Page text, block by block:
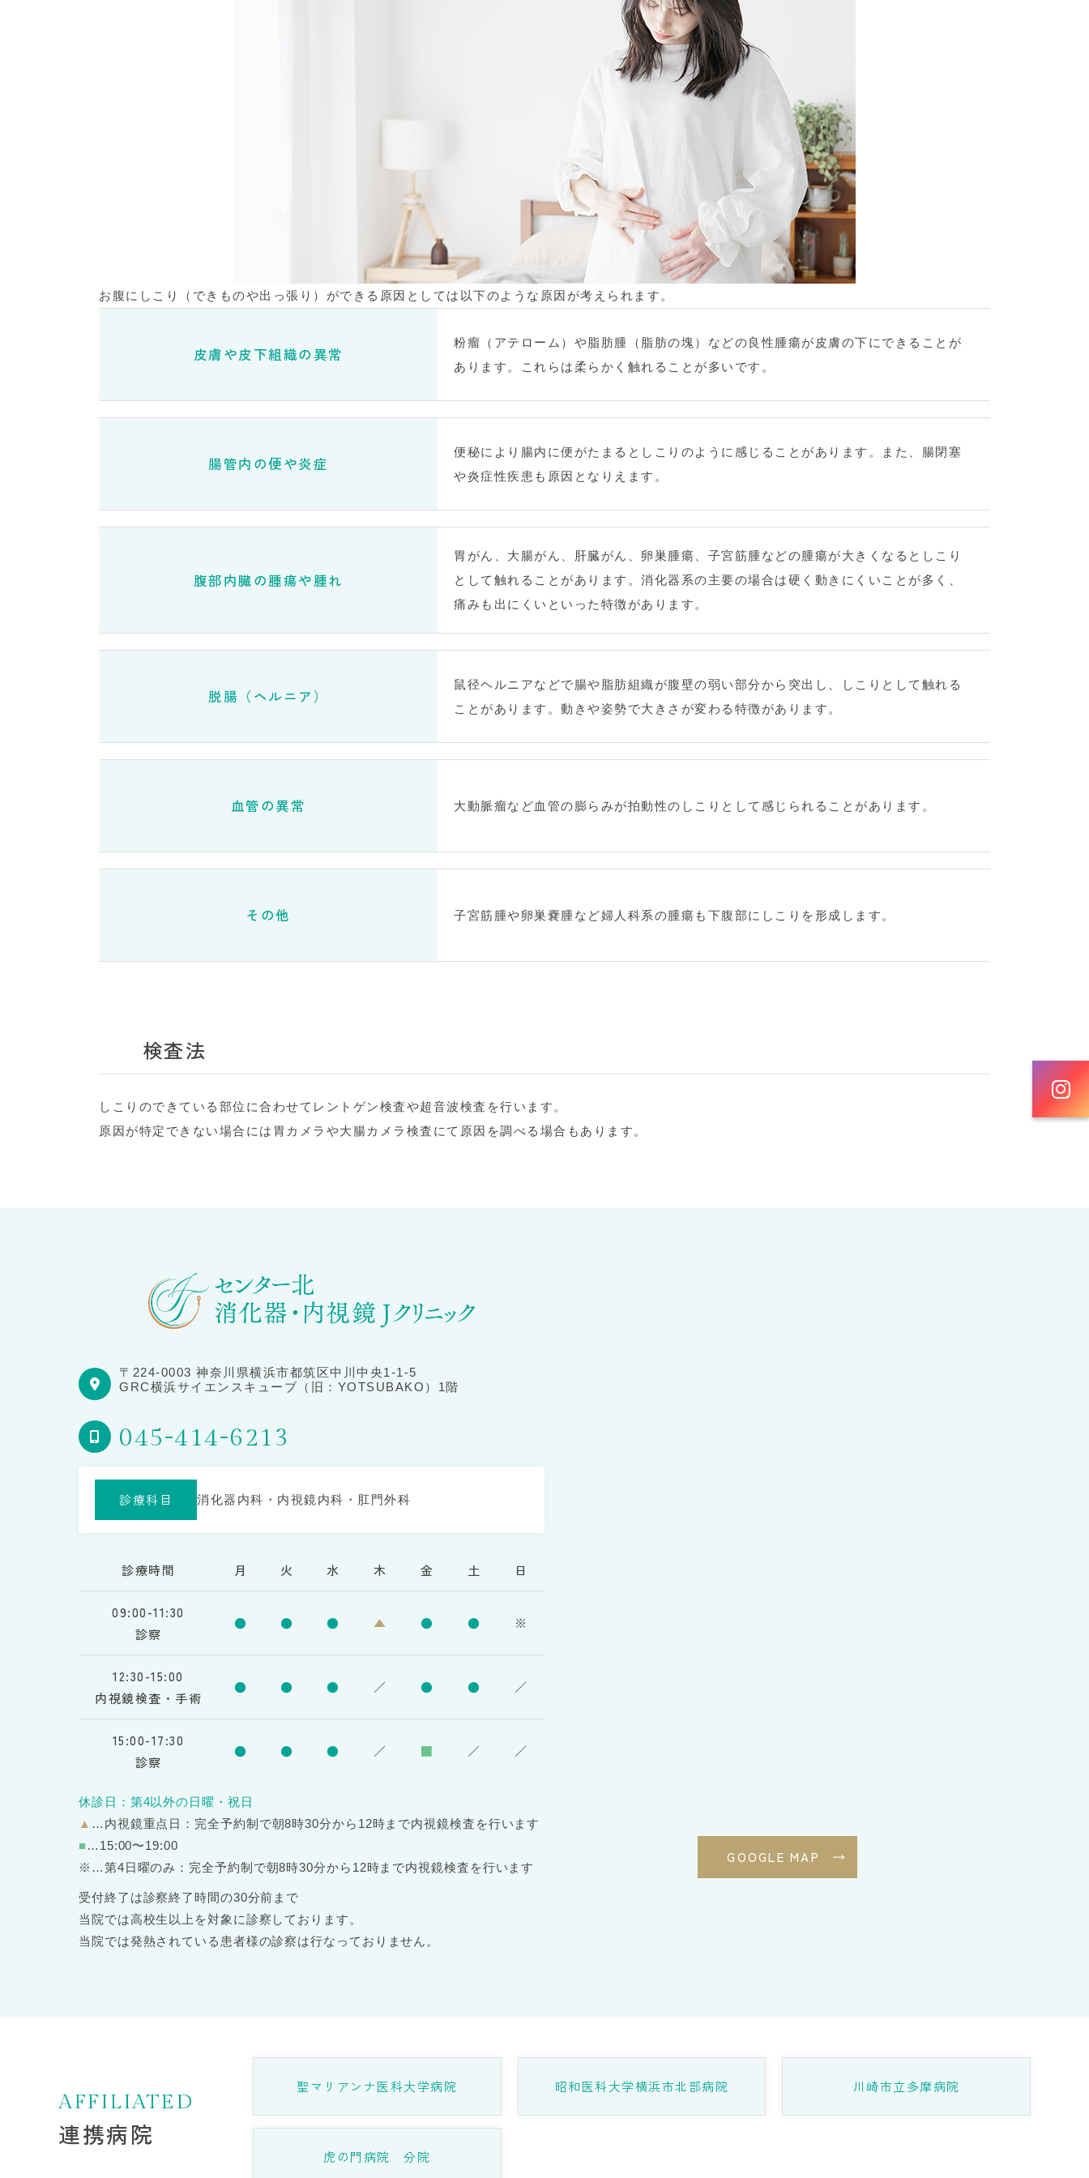
お腹にしこり（できものや出っ張り）ができる原因としては以下のような原因が考えられます。
皮膚や皮下組織の異常
粉瘤（アテローム）や脂肪腫（脂肪の塊）などの良性腫瘍が皮膚の下にできることが
あります。これらは柔らかく触れることが多いです。
腸管内の便や炎症
便秘により腸内に便がたまるとしこりのように感じることがあります。また、腸閉塞
や炎症性疾患も原因となりえます。
腹部内臓の腫瘍や腫れ
胃がん、大腸がん、肝臓がん、卵巣腫瘍、子宮筋腫などの腫瘍が大きくなるとしこり
として触れることがあります。消化器系の主要の場合は硬く動きにくいことが多く、
痛みも出にくいといった特徴があります。
脱腸（ヘルニア）
鼠径ヘルニアなどで腸や脂肪組織が腹壁の弱い部分から突出し、しこりとして触れる
ことがあります。動きや姿勢で大きさが変わる特徴があります。
血管の異常 大動脈瘤など血管の膨らみが拍動性のしこりとして感じられることがあります。
その他 子宮筋腫や卵巣嚢腫など婦人科系の腫瘍も下腹部にしこりを形成します。
検査法
しこりのできている部位に合わせてレントゲン検査や超音波検査を行います。
原因が特定できない場合には胃カメラや大腸カメラ検査にて原因を調べる場合もあります。
〒224-0003 神奈川県横浜市都筑区中川中央1-1-5
GRC横浜サイエンスキューブ（旧：YOTSUBAKO）1階
045-414-6213
診療科目 消化器内科・内視鏡内科・肛門外科
診療時間 月 火 水 木 金 土 日
09:00-11:30
診察
● ● ● ▲ ● ● ※
12:30-15:00
内視鏡検査・手術
● ● ● ／ ● ● ／
15:00-17:30
診察
● ● ● ／ ■ ／ ／
休診日：第4以外の日曜・祝日
▲ …内視鏡重点日：完全予約制で朝8時30分から12時まで内視鏡検査を行います
■ …15:00〜19:00
※ …第4日曜のみ：完全予約制で朝8時30分から12時まで内視鏡検査を行います
受付終了は診察終了時間の30分前まで
当院では高校生以上を対象に診察しております。
当院では発熱されている患者様の診察は行なっておりません。
GOOGLE MAP
AFFILIATED
連携病院
聖マリアンナ医科大学病院 昭和医科大学横浜市北部病院 川崎市立多摩病院
虎の門病院 分院